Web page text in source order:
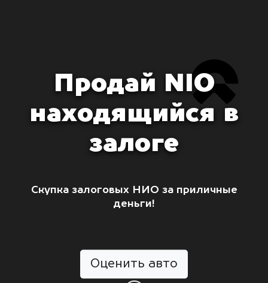
Продай NIO
находящийся в
залоге
Скупка залоговых НИО за приличные
деньги!
Оценить авто